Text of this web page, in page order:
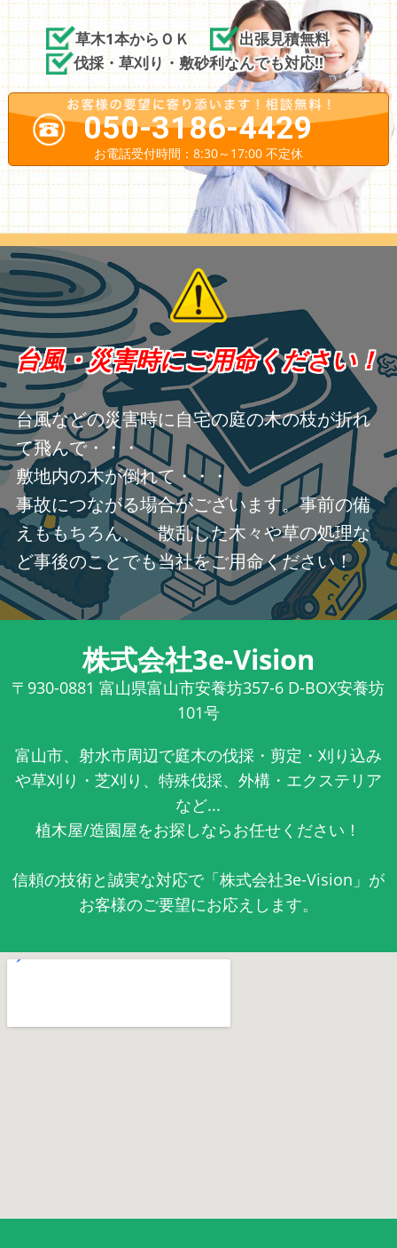
草木1本からＯＫ
出張見積無料
伐採・草刈り・敷砂利なんでも対応!!
050-3186-4429
お電話受付時間：8:30～17:00 不定休
台風・災害時にご用命ください！
台風などの災害時に自宅の庭の木の枝が折れ
て飛んで・・・
敷地内の木が倒れて・・・
事故につながる場合がございます。事前の備
えももちろん、 散乱した木々や草の処理な
ど事後のことでも当社をご用命ください！
株式会社3e-Vision
〒930-0881 富山県富山市安養坊357-6 D-BOX安養坊
101号
富山市、射水市周辺で庭木の伐採・剪定・刈り込み
や草刈り・芝刈り、特殊伐採、外構・エクステリア
など...
植木屋/造園屋をお探しならお任せください！
信頼の技術と誠実な対応で「株式会社3e-Vision」が
お客様のご要望にお応えします。